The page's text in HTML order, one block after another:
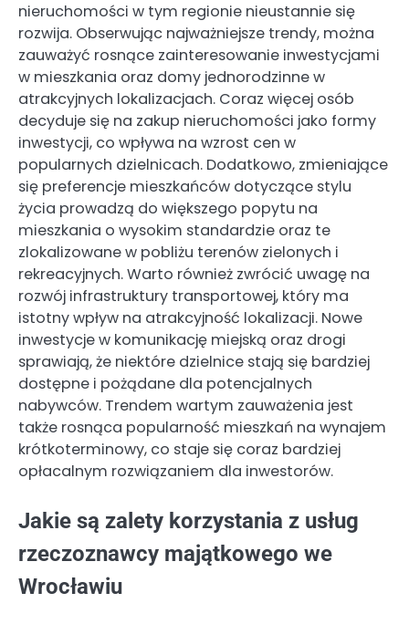
nieruchomości w tym regionie nieustannie się
rozwija. Obserwując najważniejsze trendy, można
zauważyć rosnące zainteresowanie inwestycjami
w mieszkania oraz domy jednorodzinne w
atrakcyjnych lokalizacjach. Coraz więcej osób
decyduje się na zakup nieruchomości jako formy
inwestycji, co wpływa na wzrost cen w
popularnych dzielnicach. Dodatkowo, zmieniające
się preferencje mieszkańców dotyczące stylu
życia prowadzą do większego popytu na
mieszkania o wysokim standardzie oraz te
zlokalizowane w pobliżu terenów zielonych i
rekreacyjnych. Warto również zwrócić uwagę na
rozwój infrastruktury transportowej, który ma
istotny wpływ na atrakcyjność lokalizacji. Nowe
inwestycje w komunikację miejską oraz drogi
sprawiają, że niektóre dzielnice stają się bardziej
dostępne i pożądane dla potencjalnych
nabywców. Trendem wartym zauważenia jest
także rosnąca popularność mieszkań na wynajem
krótkoterminowy, co staje się coraz bardziej
opłacalnym rozwiązaniem dla inwestorów.
Jakie są zalety korzystania z usług
rzeczoznawcy majątkowego we
Wrocławiu